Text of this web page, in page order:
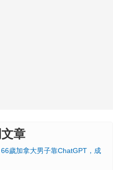
章
歲加拿大男子靠ChatGPT，成